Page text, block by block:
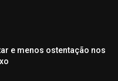
e menos ostentação nos